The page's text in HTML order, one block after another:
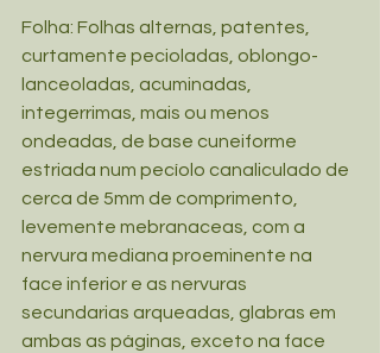
Folha: Folhas alternas, patentes,
curtamente pecioladas, oblongo-
lanceoladas, acuminadas,
integerrimas, mais ou menos
ondeadas, de base cuneiforme
estriada num pecíolo canaliculado de
cerca de 5mm de comprimento,
levemente mebranaceas, com a
nervura mediana proeminente na
face inferior e as nervuras
secundarias arqueadas, glabras em
ambas as páginas, exceto na face